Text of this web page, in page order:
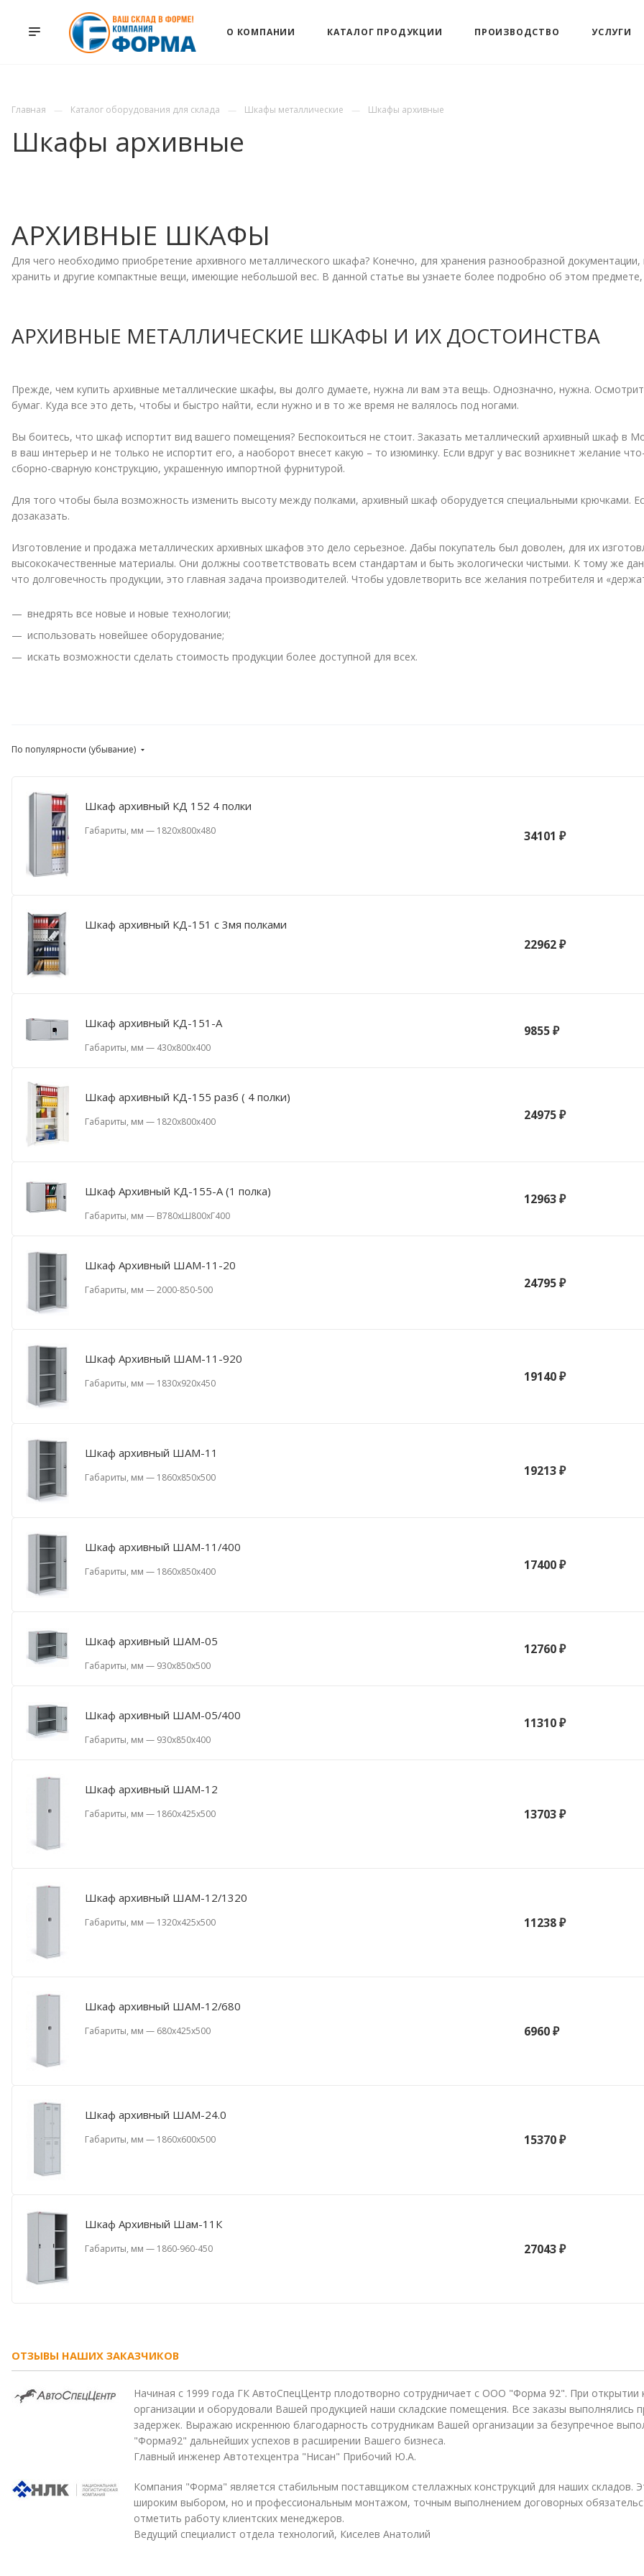
О КОМПАНИИ КАТАЛОГ ПРОДУКЦИИ ПРОИЗВОДСТВО УСЛУГИ
Главная Каталог оборудования для склада Шкафы металлические Шкафы архивные
Шкафы архивные
АРХИВНЫЕ ШКАФЫ
Для чего необходимо приобретение архивного металлического шкафа? Конечно, для хранения разнообразной
хранить и другие компактные вещи, имеющие небольшой вес. В данной статье вы узнаете более подробно об этом
АРХИВНЫЕ МЕТАЛЛИЧЕСКИЕ ШКАФЫ И ИХ ДОСТОИНСТВА
Прежде, чем купить архивные металлические шкафы, вы долго думаете, нужна ли вам эта вещь. Однозначно, нужна.
бумаг. Куда все это деть, чтобы и быстро найти, если нужно и в то же время не валялось под ногами.
Вы боитесь, что шкаф испортит вид вашего помещения? Беспокоиться не стоит. Заказать металлический архивный шкаф в
в ваш интерьер и не только не испортит его, а наоборот внесет какую – то изюминку. Если вдруг у вас возникнет желание
сборно-сварную конструкцию, украшенную импортной фурнитурой.
Для того чтобы была возможность изменить высоту между полками, архивный шкаф оборудуется специальными крючками.
дозаказать.
Изготовление и продажа металлических архивных шкафов это дело серьезное. Дабы покупатель был доволен, для их
высококачественные материалы. Они должны соответствовать всем стандартам и быть экологически чистыми. К тому же
что долговечность продукции, это главная задача производителей. Чтобы удовлетворить все желания потребителя и
внедрять все новые и новые технологии;
использовать новейшее оборудование;
искать возможности сделать стоимость продукции более доступной для всех.
По популярности (убывание)
Шкаф архивный КД 152 4 полки
Габариты, мм — 1820х800х480 34101 ₽
Шкаф архивный КД-151 с 3мя полками
22962 ₽
Шкаф архивный КД-151-А
Габариты, мм — 430х800х400
9855 ₽
Шкаф архивный КД-155 разб ( 4 полки)
Габариты, мм — 1820х800х400 24975 ₽
Шкаф Архивный КД-155-А (1 полка)
Габариты, мм — В780хШ800хГ400
12963 ₽
Шкаф Архивный ШАМ-11-20
Габариты, мм —2000-850-500 24795 ₽
Шкаф Архивный ШАМ-11-920
Габариты, мм — 1830x920x450 19140 ₽
Шкаф архивный ШАМ-11
Габариты, мм — 1860x850x500 19213 ₽
Шкаф архивный ШАМ-11/400
Габариты, мм — 1860x850x400 17400 ₽
Шкаф архивный ШАМ-05
Габариты, мм — 930x850x500
12760 ₽
Шкаф архивный ШАМ-05/400
Габариты, мм — 930x850x400
11310 ₽
Шкаф архивный ШАМ-12
Габариты, мм — 1860x425x500 13703 ₽
Шкаф архивный ШАМ-12/1320
Габариты, мм — 1320x425x500 11238 ₽
Шкаф архивный ШАМ-12/680
Габариты, мм — 680x425x500 6960 ₽
Шкаф архивный ШАМ-24.0
Габариты, мм — 1860x600x500 15370 ₽
Шкаф Архивный Шам-11К
Габариты, мм — 1860-960-450 27043 ₽
ОТЗЫВЫ НАШИХ ЗАКАЗЧИКОВ
Начиная с 1999 года ГК АвтоСпецЦентр плодотворно сотрудничает с ООО "Форма 92". При
организации и оборудовали Вашей продукцией наши складские помещения. Все заказы выполнялись
задержек. Выражаю искреннюю благодарность сотрудникам Вашей организации за безупречное
"Форма92" дальнейших успехов в расширении Вашего бизнеса.
Главный инженер Автотехцентра "Нисан" Прибочий Ю.А.
Компания "Форма" является стабильным поставщиком стеллажных конструкций для наших складов.
широким выбором, но и профессиональным монтажом, точным выполнением договорных
отметить работу клиентских менеджеров.
Ведущий специалист отдела технологий, Киселев Анатолий